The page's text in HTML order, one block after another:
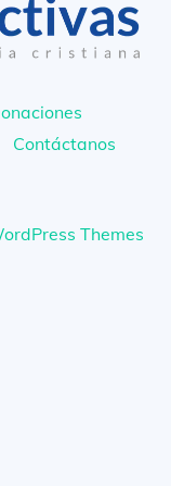
Contáctanos
Themes